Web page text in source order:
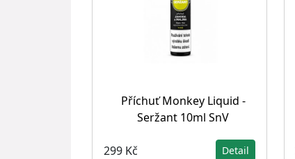
Příchuť Monkey Liquid -
Seržant 10ml SnV
299 Kč Detail